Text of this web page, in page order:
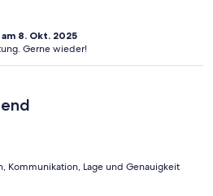
8. Okt. 2025
Gerne wieder!
Kommunikation, Lage und Genauigkeit